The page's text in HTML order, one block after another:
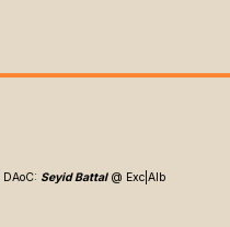
DAoC: Seyid Battal@ Exc|Alb